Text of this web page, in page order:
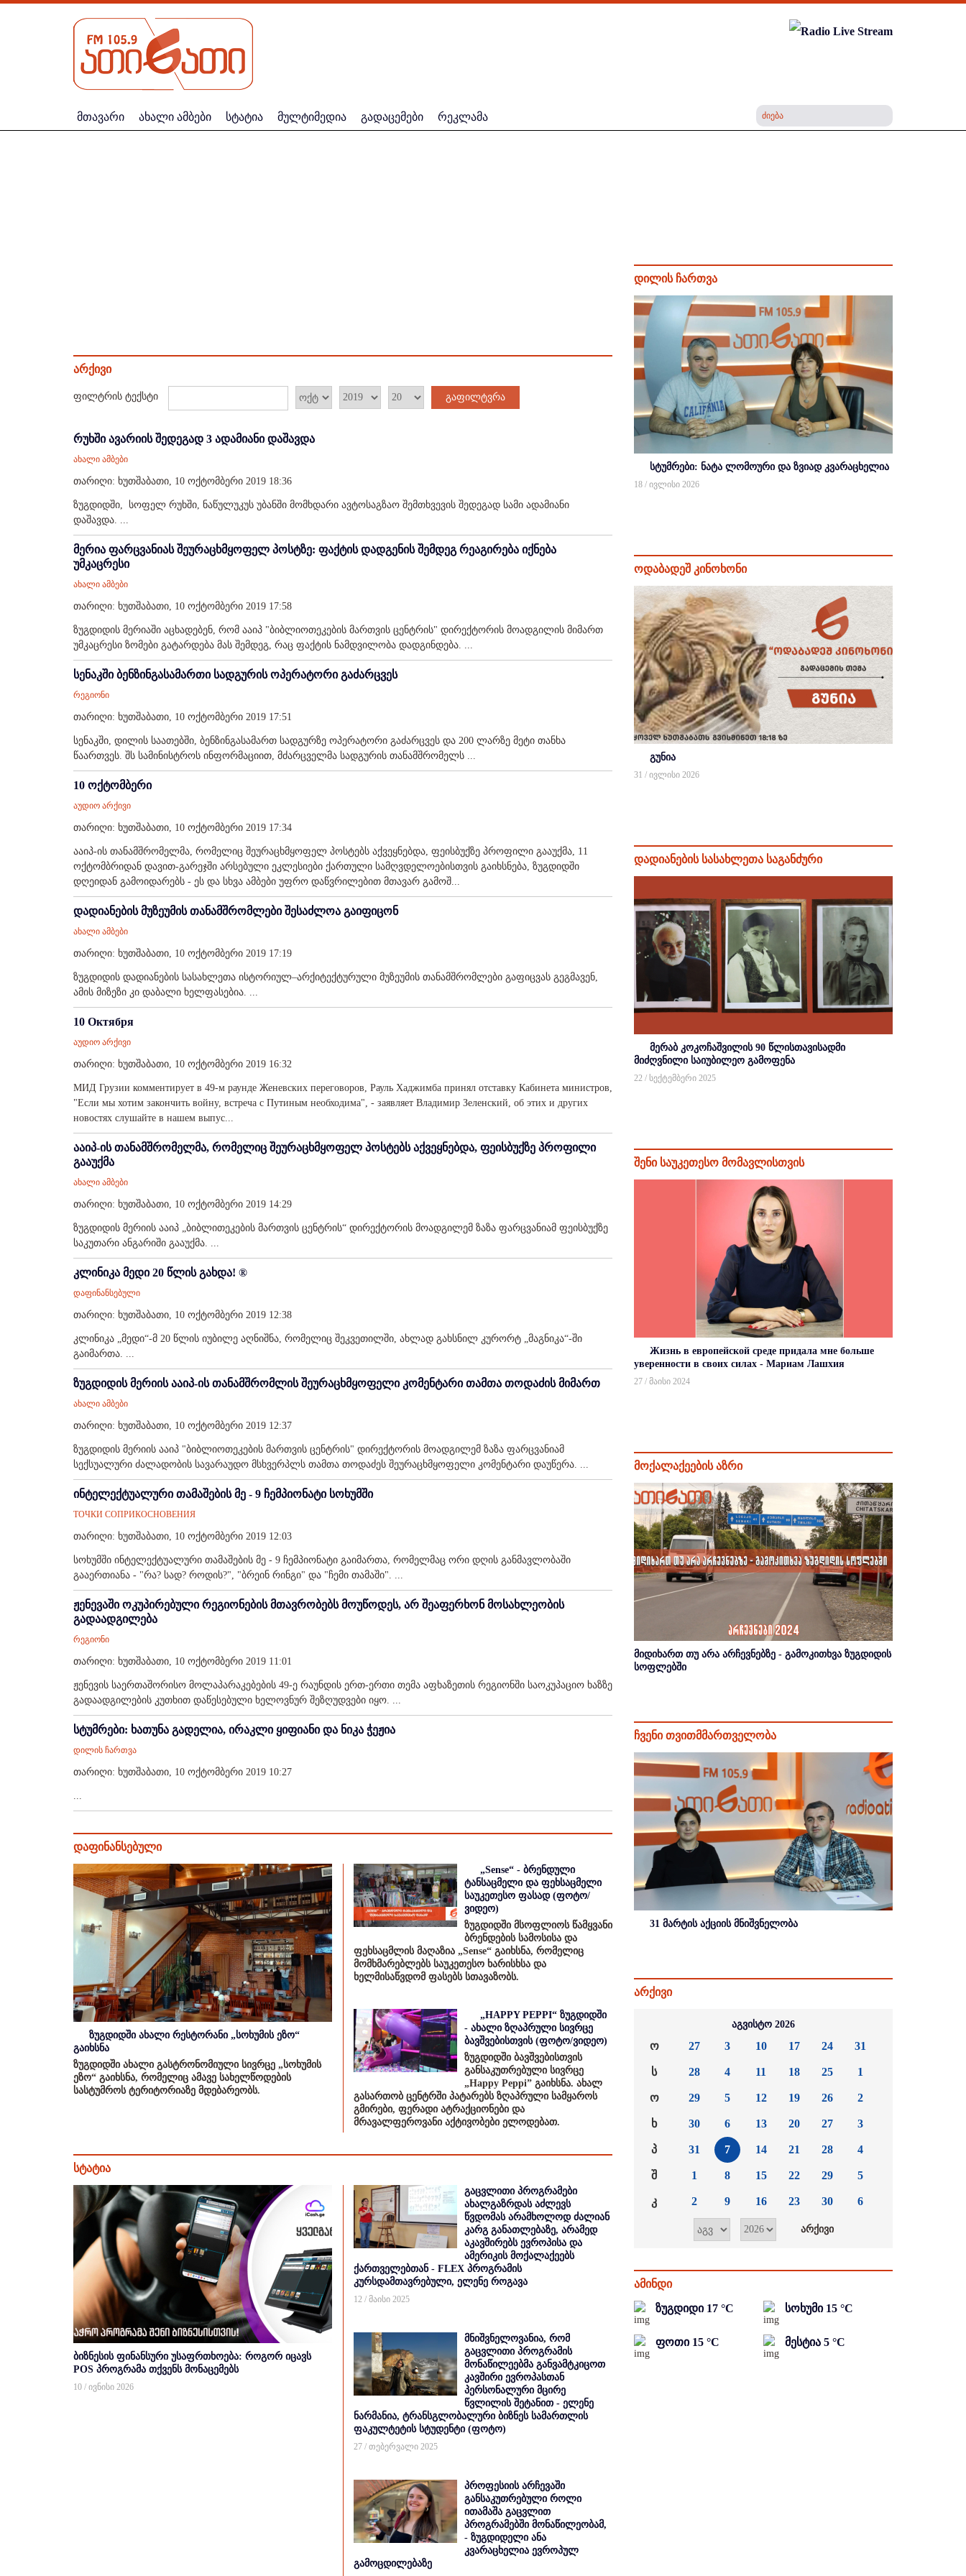
მთავარი ახალი ამბები სტატია მულტიმედია გადაცემები რეკლამა
არქივი
ფილტრის ტექსტი გაფილტვრა
რუხში ავარიის შედეგად 3 ადამიანი დაშავდა
ახალი ამბები
თარიღი: ხუთშაბათი, 10 ოქტომბერი 2019 18:36
ზუგდიდში, სოფელ რუხში, ნაწულუკუს უბანში მომხდარი ავტოსაგზაო შემთხვევის შედეგად სამი ადამიანი
დაშავდა. ...
მერია ფარცვანიას შეურაცხმყოფელ პოსტზე: ფაქტის დადგენის შემდეგ რეაგირება იქნება
უმკაცრესი
ახალი ამბები
თარიღი: ხუთშაბათი, 10 ოქტომბერი 2019 17:58
ზუგდიდის მერიაში აცხადებენ, რომ ააიპ "ბიბლიოთეკების მართვის ცენტრის" დირექტორის მოადგილის მიმართ
უმკაცრესი ზომები გატარდება მას შემდეგ, რაც ფაქტის ნამდვილობა დადგინდება. ...
სენაკში ბენზინგასამართი სადგურის ოპერატორი გაძარცვეს
რეგიონი
თარიღი: ხუთშაბათი, 10 ოქტომბერი 2019 17:51
სენაკში, დილის საათებში, ბენზინგასამართ სადგურზე ოპერატორი გაძარცვეს და 200 ლარზე მეტი თანხა
წაართვეს. შს სამინისტროს ინფორმაციით, მძარცველმა სადგურის თანამშრომელს ...
10 ოქტომბერი
აუდიო არქივი
თარიღი: ხუთშაბათი, 10 ოქტომბერი 2019 17:34
ააიპ-ის თანამშრომელმა, რომელიც შეურაცხმყოფელ პოსტებს აქვეყნებდა, ფეისბუქზე პროფილი გააუქმა, 11
ოქტომბრიდან დავით-გარეჯში არსებული ეკლესიები ქართული სამღვდელოებისთვის გაიხსნება, ზუგდიდში
დღეიდან გამოიდარებს - ეს და სხვა ამბები უფრო დაწვრილებით მთავარ გამოშ...
დადიანების მუზეუმის თანამშრომლები შესაძლოა გაიფიცონ
ახალი ამბები
თარიღი: ხუთშაბათი, 10 ოქტომბერი 2019 17:19
ზუგდიდის დადიანების სასახლეთა ისტორიულ–არქიტექტურული მუზეუმის თანამშრომლები გაფიცვას გეგმავენ,
ამის მიზეზი კი დაბალი ხელფასებია. ...
10 Октября
აუდიო არქივი
თარიღი: ხუთშაბათი, 10 ოქტომბერი 2019 16:32
МИД Грузии комментирует в 49-м раунде Женевских переговоров, Рауль Хаджимба принял отставку Кабинета министров,
"Если мы хотим закончить войну, встреча с Путиным необходима", - заявляет Владимир Зеленский, об этих и других
новостях слушайте в нашем выпус...
ააიპ-ის თანამშრომელმა, რომელიც შეურაცხმყოფელ პოსტებს აქვეყნებდა, ფეისბუქზე პროფილი
გააუქმა
ახალი ამბები
თარიღი: ხუთშაბათი, 10 ოქტომბერი 2019 14:29
ზუგდიდის მერიის ააიპ „ბიბლითეკების მართვის ცენტრის“ დირექტორის მოადგილემ ზაზა ფარცვანიამ ფეისბუქზე
საკუთარი ანგარიში გააუქმა. ...
კლინიკა მედი 20 წლის გახდა! ®️
დაფინანსებული
თარიღი: ხუთშაბათი, 10 ოქტომბერი 2019 12:38
კლინიკა „მედი“-მ 20 წლის იუბილე აღნიშნა, რომელიც შეკვეთილში, ახლად გახსნილ კურორტ „მაგნიკა“-ში
გაიმართა. ...
ზუგდიდის მერიის ააიპ-ის თანამშრომლის შეურაცხმყოფელი კომენტარი თამთა თოდაძის მიმართ
ახალი ამბები
თარიღი: ხუთშაბათი, 10 ოქტომბერი 2019 12:37
ზუგდიდის მერიის ააიპ "ბიბლიოთეკების მართვის ცენტრის" დირექტორის მოადგილემ ზაზა ფარცვანიამ
სექსუალური ძალადობის სავარაუდო მსხვერპლს თამთა თოდაძეს შეურაცხმყოფელი კომენტარი დაუწერა. ...
ინტელექტუალური თამაშების მე - 9 ჩემპიონატი სოხუმში
ТОЧКИ СОПРИКОСНОВЕНИЯ
თარიღი: ხუთშაბათი, 10 ოქტომბერი 2019 12:03
სოხუმში ინტელექტუალური თამაშების მე - 9 ჩემპიონატი გაიმართა, რომელმაც ორი დღის განმავლობაში
გააერთიანა - "რა? სად? როდის?", "ბრეინ რინგი" და "ჩემი თამაში". ...
ჟენევაში ოკუპირებული რეგიონების მთავრობებს მოუწოდეს, არ შეაფერხონ მოსახლეობის
გადაადგილება
რეგიონი
თარიღი: ხუთშაბათი, 10 ოქტომბერი 2019 11:01
ჟენევის საერთაშორისო მოლაპარაკებების 49-ე რაუნდის ერთ-ერთი თემა აფხაზეთის რეგიონში საოკუპაციო ხაზზე
გადაადგილების კუთხით დაწესებული ხელოვნურ შეზღუდვები იყო. ...
სტუმრები: ხათუნა გადელია, ირაკლი ყიფიანი და ნიკა ჭეჟია
დილის ჩართვა
თარიღი: ხუთშაბათი, 10 ოქტომბერი 2019 10:27
...
დაფინანსებული
ზუგდიდში ახალი რესტორანი „სოხუმის ეზო“
გაიხსნა
ზუგდიდში ახალი გასტრონომიული სივრცე „სოხუმის
ეზო“ გაიხსნა, რომელიც ამავე სახელწოდების
სასტუმროს ტერიტორიაზე მდებარეობს.
„Sense“ - ბრენდული
ტანსაცმელი და ფეხსაცმელი
საუკეთესო ფასად (ფოტო/
ვიდეო)
ზუგდიდში მსოფლიოს წამყვანი
ბრენდების სამოსისა და
ფეხსაცმლის მაღაზია „Sense“ გაიხსნა, რომელიც
მომხმარებლებს საუკეთესო ხარისხსა და
ხელმისაწვდომ ფასებს სთავაზობს.
„HAPPY PEPPI“ ზუგდიდში
- ახალი ზღაპრული სივრცე
ბავშვებისთვის (ფოტო/ვიდეო)
ზუგდიდში ბავშვებისთვის
განსაკუთრებული სივრცე
„Happy Peppi” გაიხსნა. ახალ
გასართობ ცენტრში პატარებს ზღაპრული სამყაროს
გმირები, ფერადი ატრაქციონები და
მრავალფეროვანი აქტივობები ელოდებათ.
სტატია
ბიზნესის ფინანსური უსაფრთხოება: როგორ იცავს
POS პროგრამა თქვენს მონაცემებს
10 / ივნისი 2026
გაცვლითი პროგრამები
ახალგაზრდას აძლევს
წვდომას არამხოლოდ ძალიან
კარგ განათლებაზე, არამედ
აკავშირებს ევროპისა და
ამერიკის მოქალაქეებს
ქართველებთან - FLEX პროგრამის
კურსდამთავრებული, ელენე როგავა
12 / მაისი 2025
მნიშვნელოვანია, რომ
გაცვლითი პროგრამის
მონაწილეებმა განვამტკიცოთ
კავშირი ევროპასთან
პერსონალური მცირე
წვლილის შეტანით - ელენე
ნარმანია, ტრანსგლობალური ბიზნეს სამართლის
ფაკულტეტის სტუდენტი (ფოტო)
27 / თებერვალი 2025
პროფესიის არჩევაში
განსაკუთრებული როლი
ითამაშა გაცვლით
პროგრამებში მონაწილეობამ,
- ზუგდიდელი ანა
კვარაცხელია ევროპულ
გამოცდილებაზე
დილის ჩართვა
სტუმრები: ნატა ლომოური და ზვიად კვარაცხელია
18 / ივლისი 2026
ოდაბადეშ კინოხონი
გუნია
31 / ივლისი 2026
დადიანების სასახლეთა საგანძური
მერაბ კოკოჩაშვილის 90 წლისთავისადმი
მიძღვნილი საიუბილეო გამოფენა
22 / სექტემბერი 2025
შენი საუკეთესო მომავლისთვის
Жизнь в европейской среде придала мне больше
уверенности в своих силах - Мариам Лашхия
27 / მაისი 2024
მოქალაქეების აზრი
მიდიხართ თუ არა არჩევნებზე - გამოკითხვა ზუგდიდის
სოფლებში
ჩვენი თვითმმართველობა
31 მარტის აქციის მნიშვნელობა
არქივი
აგვისტო 2026
ო
ს
ო
ხ
პ
შ
კ
27
28
29
30
31
1
2
3
4
5
6
7
8
9
10
11
12
13
14
15
16
17
18
19
20
21
22
23
24
25
26
27
28
29
30
31
1
2
3
4
5
6
ამინდი
ზუგდიდი 17 °C სოხუმი 15 °C
ფოთი 15 °C მესტია 5 °C